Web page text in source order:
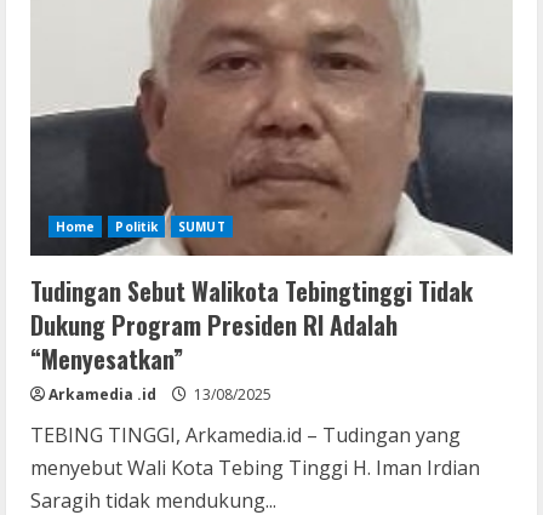
Tiga
Wakil
Menteri
Kabinet
Merah
yang
Home Politik SUMUT
Tudingan Sebut Walikota Tebingtinggi Tidak
Dukung Program Presiden RI Adalah
“Menyesatkan”
Arkamedia .id 13/08/2025
TEBING TINGGI, Arkamedia.id – Tudingan yang
menyebut Wali Kota Tebing Tinggi H. Iman Irdian
Saragih tidak mendukung...